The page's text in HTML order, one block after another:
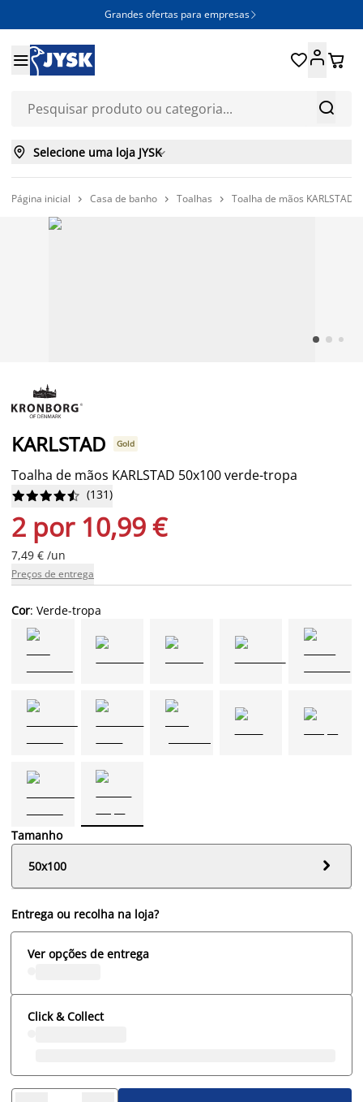
Grandes ofertas para empresas 


 
 Selecione uma loja JYSK
Página inicial  Casa de banho  Toalhas  Toalha de mãos KARLSTAD
KARLSTAD Gold
Toalha de mãos KARLSTAD 50x100 verde-tropa





 (131)
2 por 10,99 €
7,49 € /un
Preços de entrega
Cor: Verde-tropa
Tamanho
50x100

Entrega ou recolha na loja?
Ver opções de entrega
Click & Collect